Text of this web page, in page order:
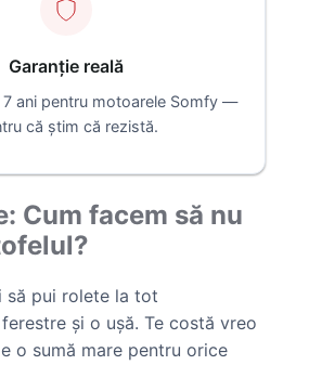
Garanție reală
7 ani pentru motoarele Somfy —
că știm că rezistă.
Cum facem să nu
să pui rolete la tot
și o ușă. Te costă vreo
o sumă mare pentru orice